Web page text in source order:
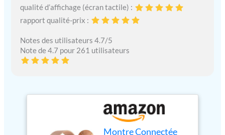
qualité d’affichage (écran tactile) :
rapport qualité-prix :
Notes des utilisateurs 4.7/5
Note de 4.7 pour 261 utilisateurs
Montre Connectée